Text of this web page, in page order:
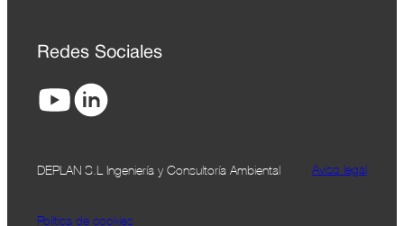
Redes Sociales
DEPLAN S.L Ingeniería y Consultoría Ambiental Aviso legal
Política de cookies